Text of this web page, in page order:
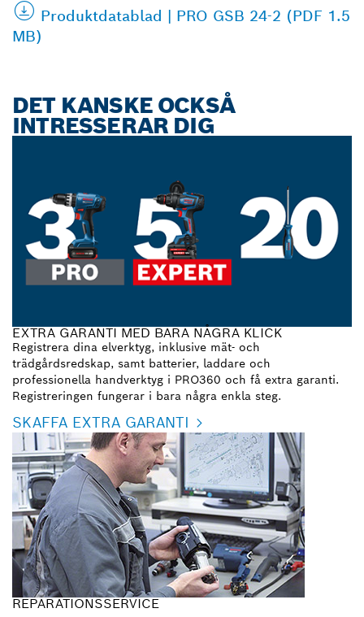
Produktdatablad | PRO GSB 24-2 (PDF 1.5
MB)
DET KANSKE OCKSÅ
INTRESSERAR DIG
EXTRA GARANTI MED BARA NÅGRA KLICK
Registrera dina elverktyg, inklusive mät- och
trädgårdsredskap, samt batterier, laddare och
professionella handverktyg i PRO360 och få extra garanti.
Registreringen fungerar i bara några enkla steg.
SKAFFA EXTRA GARANTI
REPARATIONSSERVICE